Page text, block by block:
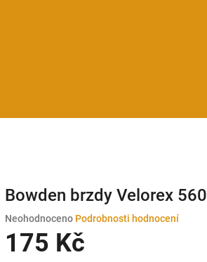
Bowden brzdy Velorex 560
Průměrné
hodnocení
produktu
Neohodnoceno Podrobnosti hodnocení
175 Kč